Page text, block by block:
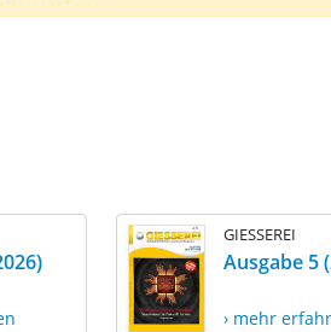
GIESSEREI
Ausgabe 5
› mehr